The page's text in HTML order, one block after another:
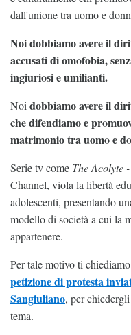
dall'unione tra uomo e
Noi dobbiamo avere il
accusati di omofobia,
ingiuriosi e umilianti.
Noidobbiamo avere il
che difendiamo e
matrimonio tra uomo e
Serie tv come The Acolyte
Channel, viola la libertà
adolescenti, presentando
modello di società a cui la
appartenere.
Per tale motivo ti
petizione di protesta
Sangiuliano, per
tema.